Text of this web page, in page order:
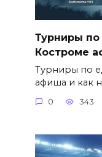
Турниры по
Костроме
Турниры по
афиша и как
0 343